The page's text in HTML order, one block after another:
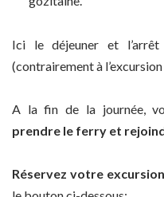
Ici le déjeuner et
(contrairement à l’excursion
A la fin de la journée,
prendre le ferry et
Réservez votre